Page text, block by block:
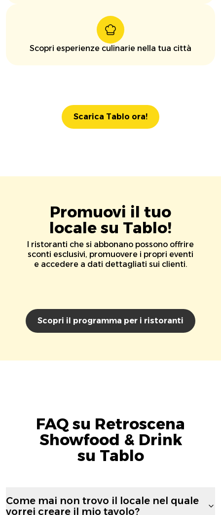
Scopri esperienze culinarie nella tua città
Scarica Tablo ora!
Promuovi il tuo
locale su Tablo!
I ristoranti che si abbonano possono offrire
sconti esclusivi, promuovere i propri eventi
e accedere a dati dettagliati sui clienti.
Scopri il programma per i ristoranti
FAQ su Retroscena
Showfood & Drink
su Tablo
Come mai non trovo il locale nel quale
vorrei creare il mio tavolo?